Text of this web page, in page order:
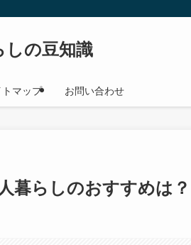
しの豆知識
マップ お問い合わせ
暮らしのおすすめは？